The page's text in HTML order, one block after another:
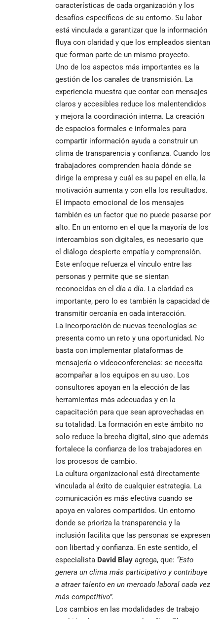
características de cada organización y los
desafíos específicos de su entorno. Su labor
está vinculada a garantizar que la información
fluya con claridad y que los empleados sientan
que forman parte de un mismo proyecto.
Uno de los aspectos más importantes es la
gestión de los canales de transmisión. La
experiencia muestra que contar con mensajes
claros y accesibles reduce los malentendidos
y mejora la coordinación interna. La creación
de espacios formales e informales para
compartir información ayuda a construir un
clima de transparencia y confianza. Cuando los
trabajadores comprenden hacia dónde se
dirige la empresa y cuál es su papel en ella, la
motivación aumenta y con ella los resultados.
El impacto emocional de los mensajes
también es un factor que no puede pasarse por
alto. En un entorno en el que la mayoría de los
intercambios son digitales, es necesario que
el diálogo despierte empatía y comprensión.
Este enfoque refuerza el vínculo entre las
personas y permite que se sientan
reconocidas en el día a día. La claridad es
importante, pero lo es también la capacidad de
transmitir cercanía en cada interacción.
La incorporación de nuevas tecnologías se
presenta como un reto y una oportunidad. No
basta con implementar plataformas de
mensajería o videoconferencias: se necesita
acompañar a los equipos en su uso. Los
consultores apoyan en la elección de las
herramientas más adecuadas y en la
capacitación para que sean aprovechadas en
su totalidad. La formación en este ámbito no
solo reduce la brecha digital, sino que además
fortalece la confianza de los trabajadores en
los procesos de cambio.
La cultura organizacional está directamente
vinculada al éxito de cualquier estrategia. La
comunicación es más efectiva cuando se
apoya en valores compartidos. Un entorno
donde se prioriza la transparencia y la
inclusión facilita que las personas se expresen
con libertad y confianza. En este sentido, el
especialista David Blay agrega, que: “Esto
genera un clima más participativo y contribuye
a atraer talento en un mercado laboral cada vez
más competitivo”.
Los cambios en las modalidades de trabajo